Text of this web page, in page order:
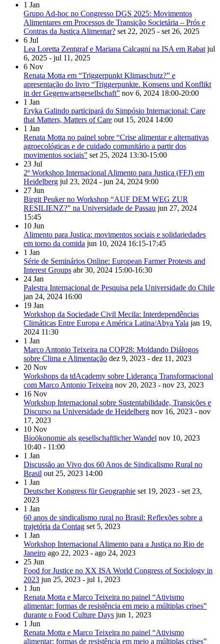
1 Jan
Grupo Ad-hoc no Congresso DGS 2025: Movimentos
Alimentares em Processos de Transição Societária – Prós e
Contras da Justiça Alimentar? set 22, 2025 - set 26, 2025
6 Jul
Lea Loretta Zentgraf e Mariana Calcagni na ISA em Rabat jul
6, 2025 - jul 11, 2025
6 Nov
Renata Motta em “Triggerpunkt Klimaschutz?” e
apresentação do livro “Triggerpunkte. Konsens und Konflikt
in der Gegenwartsgesellschaft” nov 6, 2024 18:00-20:00
1 Jan
Eryka Galindo participará do Simpósio Internacional: Care
that Matters, Matters of Care out 15, 2024 14:00
1 Jan
Renata Motta no painel sobre “Crise alimentar e alternativas
agroecológicas e de cuidado comunitário a partir dos
movimentos sociais” set 25, 2024 13:30-15:00
23 Jul
2º Workshop Internacional Alimento para Justiça (FFJ) em
Heidelberg jul 23, 2024 - jun 24, 2024 9:00
27 Jun
Birgit Peuker no Workshop “AUF DEM WEG ZUR
RESILIENZ?” na Universidade de Passau jun 27, 2024
15:45
10 Jun
Alimento para Justiça: movimentos sociais e solidariedades
em torno da comida jun 10, 2024 16:15-17:45
1 Jan
Série de Seminários Online: European Farmer Protests and
Interest Groups abr 30, 2024 15:00-16:30
24 Jan
Palestra Internacional de Pesquisa pela Universidade do Chile
jan 24, 2024 16:00
19 Jan
Workshop da Sociedade Civil Mecila: Interdependências
Climáticas Entre Europa e América Latina/Abya Yala jan 19,
2024 11:30
1 Jan
Marco Antonio Teixeira na COP28: Moldando Diálogos
sobre Clima e Alimentação dez 9, 2023 - dez 11, 2023
20 Nov
Workshops da tdAcademy sobre Liderança Transformacional
com Marco Antonio Teixeira nov 20, 2023 - nov 23, 2023
16 Nov
Workshop Internacional sobre Sustentabilidade, Transições e
Discurso na Universidade de Heidelberg nov 16, 2023 - nov
17, 2023
10 Nov
Bioökonomie als gesellschaftlicher Wandel nov 10, 2023
10:40 - 11:00
1 Jan
Discussão ao Vivo dos 60 Anos de Sindicalismo Rural no
Brasil out 25, 2023 14:00
1 Jan
Deutscher Kongress für Geographie set 19, 2023 - set 23,
2023
1 Jan
60 anos de sindicalismo rural no Brasil: Reflexões sobre a
trajetória da Contag set 5, 2023
1 Jan
Workshop Internacional Alimento para a Justiça no Rio de
Janeiro ago 22, 2023 - ago 24, 2023
25 Jun
Food for Justice no XX ISA World Congress of Sociology in
2023 jun 25, 2023 - jul 1, 2023
1 Jun
Renata Motta e Marco Teixeira no painel “Ativismo
alimentar: formas de resistência em meio a múltiplas crises”
durante o Food Culture Days jun 1, 2023
1 Jun
Renata Motta e Marco Teixeira no painel “Ativismo
alimentar: formas de resistência em meio a múltiplas crises”